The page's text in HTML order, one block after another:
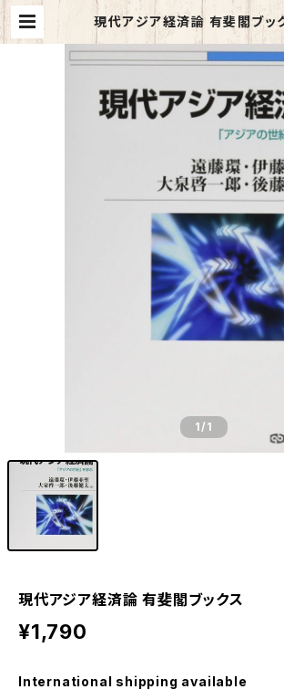
現代アジア経済論 有斐閣ブッ
マイブックス関大前店(店頭受
ダー用)
1/1
現代アジア経済論 有斐閣ブックス
¥1,790
International shipping available